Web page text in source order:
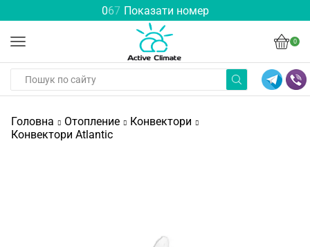
067 Показати номер
0
Головна Отопление
Конвектори
Конвектори Atlantic